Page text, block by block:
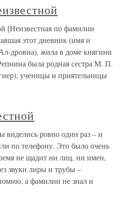
[Неизвестная по фамилии
этот дневник (имя и
дровна), жила в доме княгини
была родная сестра М. П.
ученицы и приятельницы
виделись ровно один раз – и
по телефону. Это было очень
не щадит ни лиц, ни имен,
звуки лиры и трубы –
а фамилии не знал и